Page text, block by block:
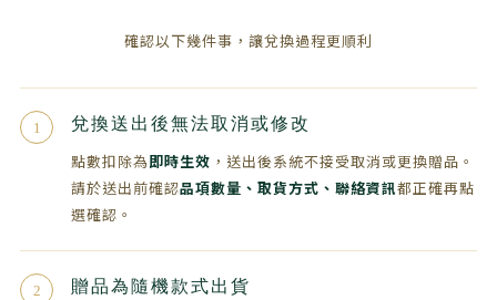
確認以下幾件事，讓兌換過程更順利
1 兌換送出後無法取消或修改
點數扣除為即時生效 ，送出後系統不接受取消或更換贈品。
請於送出前確認品項數量、取貨方式、聯絡資訊都正確再點
選確認。
2 贈品為隨機款式出貨